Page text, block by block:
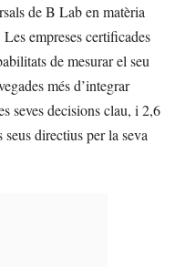
de B Lab en matèria
empreses certificades
de mesurar el seu
més d’integrar
seves decisions clau, i 2,6
directius per la seva